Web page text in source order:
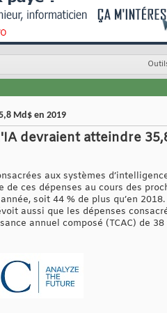
Md$ en 2019
devraient atteindre
aux systèmes
ces dépenses au cours des
soit 44 % de plus qu’en
aussi que les dépenses
annuel composé (TCAC) de